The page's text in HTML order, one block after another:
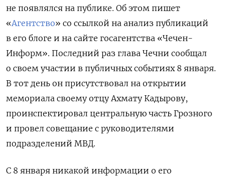
не появлялся на публике. Об этом пишет
«Агентство» со ссылкой на анализ публикаций
в его блоге и на сайте госагентства «Чечен-
Информ». Последний раз глава Чечни сообщал
о своем участии в публичных событиях 8 января.
В тот день он присутствовал на открытии
мемориала своему отцу Ахмату Кадырову,
проинспектировал центральную часть Грозного
и провел совещание с руководителями
подразделений МВД.
С 8 января никакой информации о его